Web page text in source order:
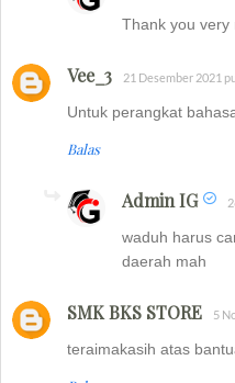
Thank you very
Vee_3 21 Desember 2021
Untuk perangkat
Balas
Admin IG
waduh harus
daerah mah
SMK BKS STORE 5
teraimakasih atas